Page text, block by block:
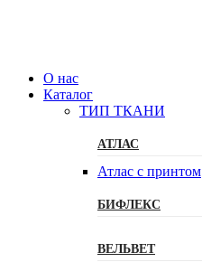
О нас
Каталог
ТИП ТКАНИ
АТЛАС
Атлас с принтом
БИФЛЕКС
ВЕЛЬВЕТ